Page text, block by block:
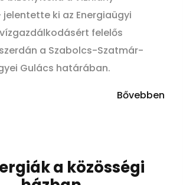
ki az Energiaügyi
felelős
a Szabolcs-Szatmár-
Gulács határában.
Bővebben
a közösségi